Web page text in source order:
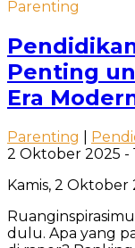
Parenting
Penting
Era
Parenting
2 Oktober 2025 -
Kamis, 2 Oktober
dulu. Apa yang